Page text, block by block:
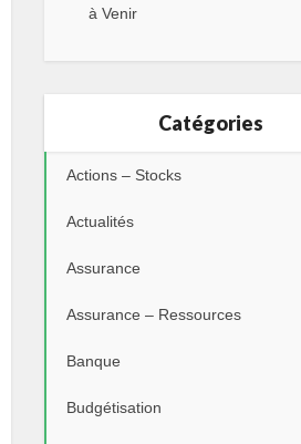
à Venir
Catégories
Actions – Stocks
Actualités
Assurance
Assurance – Ressources
Banque
Budgétisation